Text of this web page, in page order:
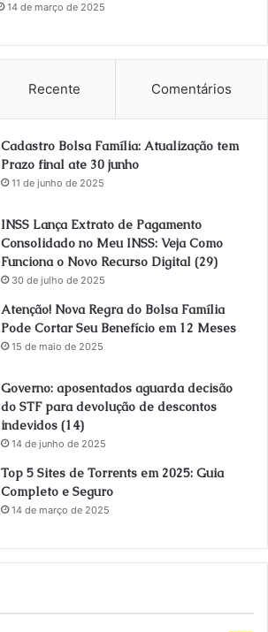
14 de março de 2025
Recente Comentários
Cadastro Bolsa Família: Atualização tem
Prazo final ate 30 junho
11 de junho de 2025
INSS Lança Extrato de Pagamento
Consolidado no Meu INSS: Veja Como
Funciona o Novo Recurso Digital (29)
30 de julho de 2025
Atenção! Nova Regra do Bolsa Família
Pode Cortar Seu Benefício em 12 Meses
15 de maio de 2025
Governo: aposentados aguarda decisão
do STF para devolução de descontos
indevidos (14)
14 de junho de 2025
Top 5 Sites de Torrents em 2025: Guia
Completo e Seguro
14 de março de 2025